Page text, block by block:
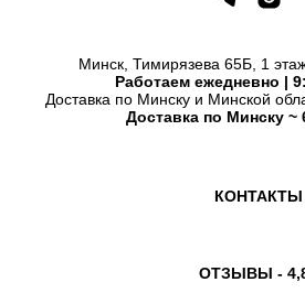
Минск, Тимирязева 65Б, 1
Работаем ежедневно |
Доставка по Минску и Минской
Доставка по Минску ~
КОНТАКТЫ
ОТЗЫВЫ -